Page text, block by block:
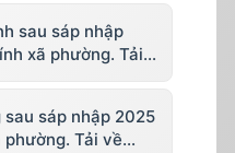
sau sáp nhập
xã phường. Tải
sáp nhập 2025
Tải về